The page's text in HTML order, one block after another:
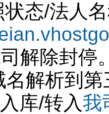
状态/法人
解除封停
名解析到
库/转入我